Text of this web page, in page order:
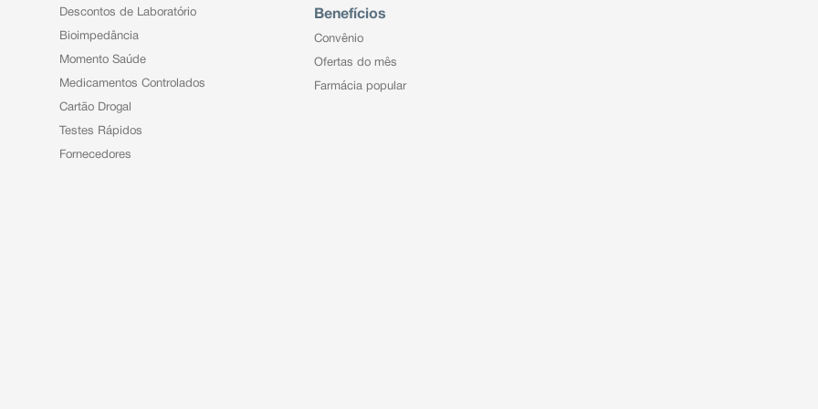
Descontos de Laboratório
Bioimpedância
Momento Saúde
Medicamentos Controlados
Cartão Drogal
Testes Rápidos
Fornecedores
Benefícios
Convênio
Ofertas do mês
Farmácia popular